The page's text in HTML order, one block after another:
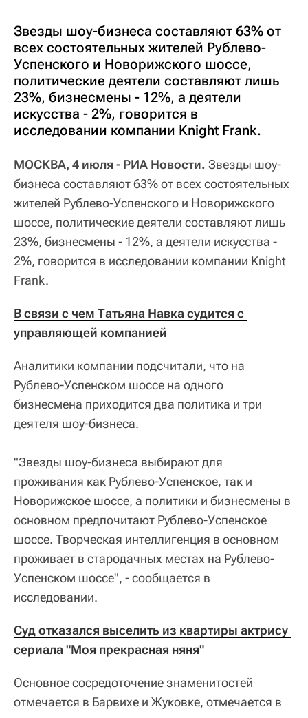
Звезды шоу-бизнеса составляют 63% от
всех состоятельных жителей Рублево-
Успенского и Новорижского шоссе,
политические деятели составляют лишь
23%, бизнесмены - 12%, а деятели
искусства - 2%, говорится в
исследовании компании Knight Frank.
МОСКВА, 4 июля - РИА Новости. Звезды шоу-
бизнеса составляют 63% от всех состоятельных
жителей Рублево-Успенского и Новорижского
шоссе, политические деятели составляют лишь
23%, бизнесмены - 12%, а деятели искусства -
2%, говорится в исследовании компании Knight
Frank.
В связи с чем Татьяна Навка судится с
управляющей компанией
Аналитики компании подсчитали, что на
Рублево-Успенском шоссе на одного
бизнесмена приходится два политика и три
деятеля шоу-бизнеса.
"Звезды шоу-бизнеса выбирают для
проживания как Рублево-Успенское, так и
Новорижское шоссе, а политики и бизнесмены в
основном предпочитают Рублево-Успенское
шоссе. Творческая интеллигенция в основном
проживает в стародачных местах на Рублево-
Успенском шоссе", - сообщается в
исследовании.
Суд отказался выселить из квартиры актрису
сериала "Моя прекрасная няня"
Основное сосредоточение знаменитостей
отмечается в Барвихе и Жуковке, отмечается в